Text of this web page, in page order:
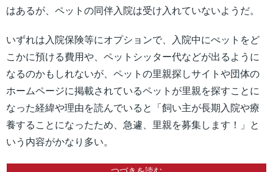
はあるが、ペットの同伴入院は受け入れていないようだ。
いずれは入院保険等にオプションで、入院中にぺットをど
こかに預ける費用や、ペットシッター代などが出るように
なるのかもしれないが、ペットの里親探しサイトや団体の
ホームページに掲載されているペットが里親を探すことに
なった経緯や理由を読んでいると「飼い主が長期入院や療
養することになったため、急遽、里親を募集します！」と
いう内容がかなり多い。